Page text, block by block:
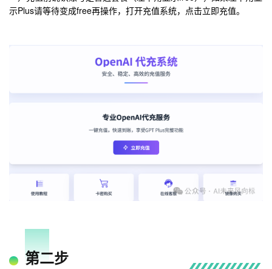
示Plus请等待变成free再操作，打开充值系统，点击立即充值。
01
第二步